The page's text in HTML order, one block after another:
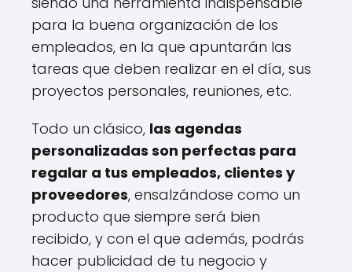
para la buena organización de los
empleados, en la que apuntarán las
tareas que deben realizar en el día, sus
proyectos personales, reuniones, etc.
Todo un clásico, las agendas
personalizadas son perfectas para
regalar a tus empleados, clientes y
proveedores, ensalzándose como un
producto que siempre será bien
recibido, y con el que además, podrás
hacer publicidad de tu negocio y